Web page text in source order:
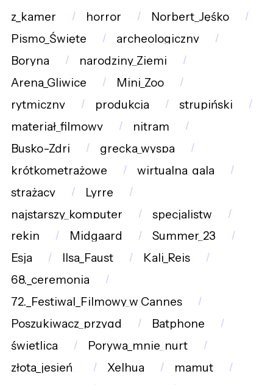
z_kamer
horror
Norbert_Jęśko
Pismo_Święte
archeologiczny
Boryna
narodziny_Ziemi
Arena_Gliwice
Mini_Zoo
rytmiczny
produkcja
strupiński
materiał_filmowy
nitram
Busko-Zdrj
grecka_wyspa
krótkometrażowe
wirtualna_gala
strażacy
Lyrre
najstarszy_komputer
specjalistw
rekin
Midgaard
Summer_23
Esja
Ilsa_Faust
Kali_Reis
68._ceremonia
72._Festiwal_Filmowy_w_Cannes
Poszukiwacz_przygd
Batphone
świetlica
Porywa_mnie_nurt
złota_jesień_
Xelhua
mamut